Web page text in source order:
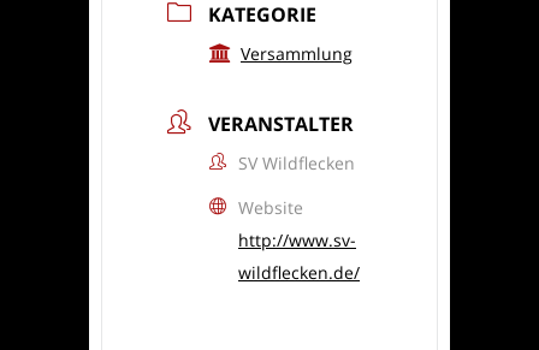
KATEGORIE
Versammlung
VERANSTALTER
SV Wildflecken
Website
http://www.sv-
wildflecken.de/